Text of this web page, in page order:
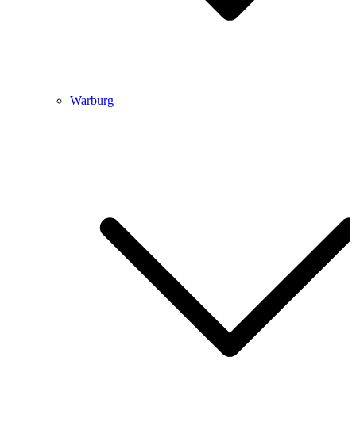
Warburg